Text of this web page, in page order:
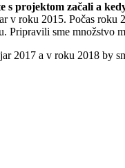
s projektom začali a
v roku 2015. Počas roku
Pripravili sme množstvo
2017 a v roku 2018 by